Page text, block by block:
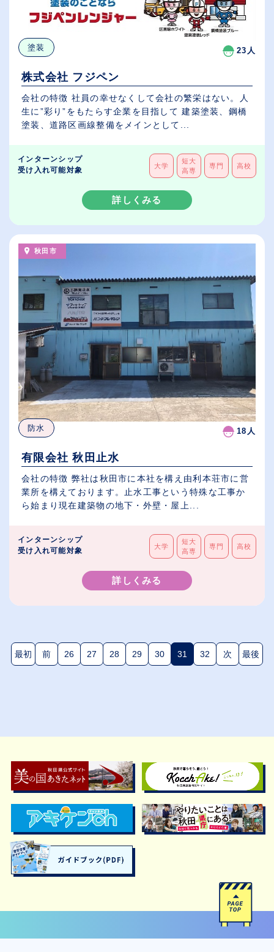
塗装 23人
株式会社 フジペン
会社の特徴 社員の幸せなくして会社の繁栄はない。人
生に”彩り”をもたらす企業を目指して 建築塗装、鋼橋
塗装、道路区画線整備をメインとして...
インターンシップ
受け入れ可能対象
大学
短大
高専
専門 高校
詳しくみる
秋田市
防水 18人
有限会社 秋田止水
会社の特徴 弊社は秋田市に本社を構え由利本荘市に営
業所を構えております。止水工事という特殊な工事か
ら始まり現在建築物の地下・外壁・屋上...
インターンシップ
受け入れ可能対象
大学
短大
高専
専門 高校
詳しくみる
最初 前 26 27 28 29 30 31(現在のページ)
32 次 最後